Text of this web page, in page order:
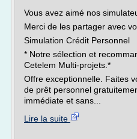
Vous avez aimé nos
Merci de les partager avec
Simulation Crédit Personnel
* Notre sélection et
Cetelem Multi-projets.*
Offre exceptionnelle. Faites
de prêt personnel
immédiate et sans...
Lire la suite